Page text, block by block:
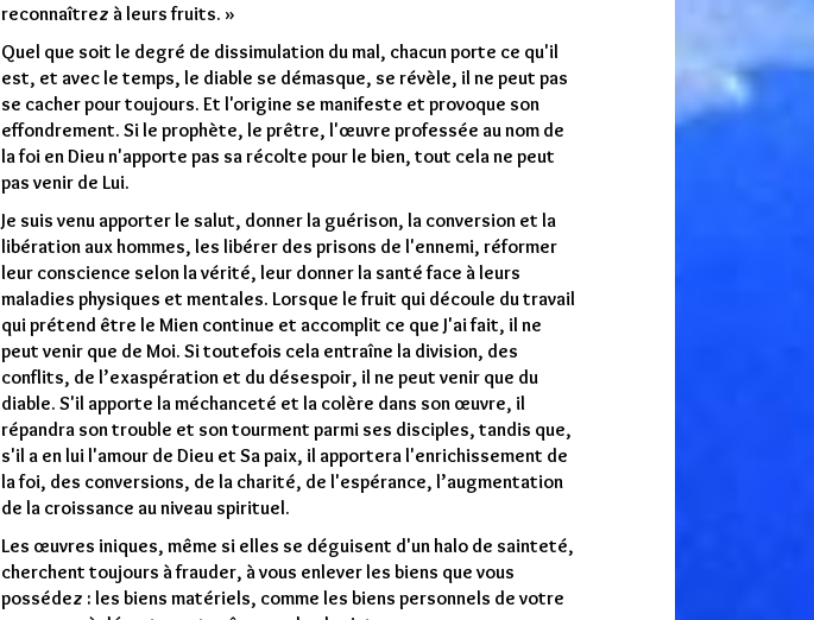
reconnaîtrez à leurs fruits. »
Quel que soit le degré de dissimulation du mal, chacun porte ce qu'il
est, et avec le temps, le diable se démasque, se révèle, il ne peut pas
se cacher pour toujours. Et l'origine se manifeste et provoque son
effondrement. Si le prophète, le prêtre, l'œuvre professée au nom de
la foi en Dieu n'apporte pas sa récolte pour le bien, tout cela ne peut
pas venir de Lui.
Je suis venu apporter le salut, donner la guérison, la conversion et la
libération aux hommes, les libérer des prisons de l'ennemi, réformer
leur conscience selon la vérité, leur donner la santé face à leurs
maladies physiques et mentales. Lorsque le fruit qui découle du travail
qui prétend être le Mien continue et accomplit ce que J'ai fait, il ne
peut venir que de Moi. Si toutefois cela entraîne la division, des
conflits, de l’exaspération et du désespoir, il ne peut venir que du
diable. S'il apporte la méchanceté et la colère dans son œuvre, il
répandra son trouble et son tourment parmi ses disciples, tandis que,
s'il a en lui l'amour de Dieu et Sa paix, il apportera l'enrichissement de
la foi, des conversions, de la charité, de l'espérance, l’augmentation
de la croissance au niveau spirituel.
Les œuvres iniques, même si elles se déguisent d'un halo de sainteté,
cherchent toujours à frauder, à vous enlever les biens que vous
possédez : les biens matériels, comme les biens personnels de votre